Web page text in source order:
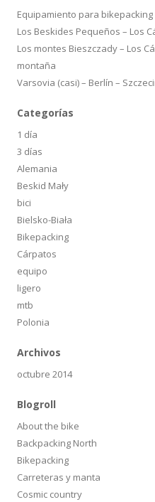
Equipamiento para bikepacking
Los Beskides Pequeños – Los
Los montes Bieszczady – Los
montaña
Varsovia (casi) – Berlín –
Categorías
1 día
3 días
Alemania
Beskid Mały
bici
Bielsko-Biała
Bikepacking
Cárpatos
equipo
ligero
mtb
Polonia
Archivos
octubre 2014
Blogroll
About the bike
Backpacking North
Bikepacking
Carreteras y manta
Cosmic country